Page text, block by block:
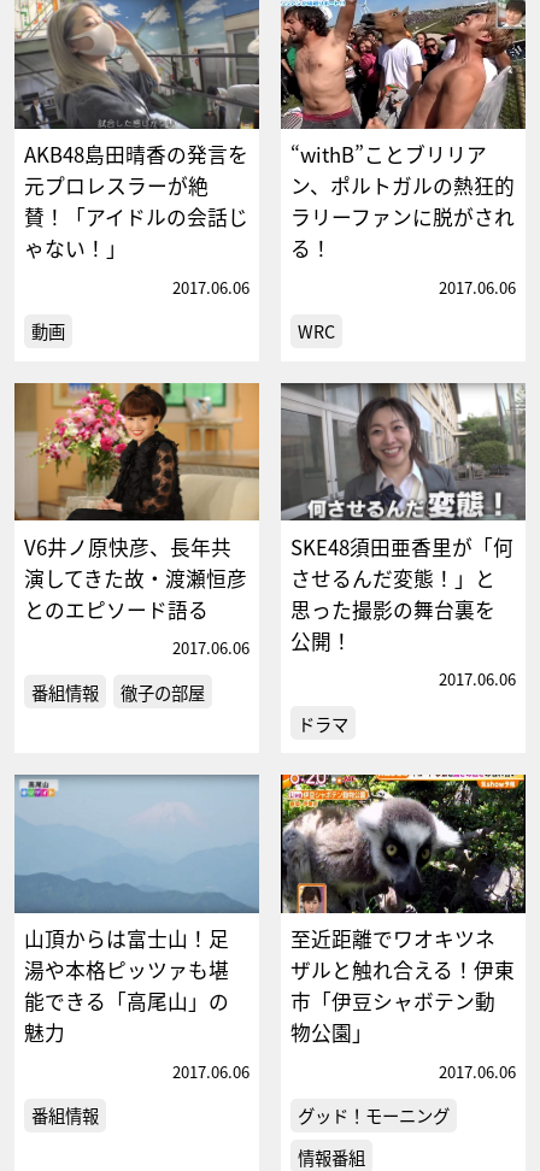
AKB48島田晴香の発言を
元プロレスラーが絶
賛！「アイドルの会話じ
ゃない！」
2017.06.06
動画
“withB”ことブリリア
ン、ポルトガルの熱狂的
ラリーファンに脱がされ
る！
2017.06.06
WRC
V6井ノ原快彦、長年共
演してきた故・渡瀬恒彦
とのエピソード語る
2017.06.06
番組情報 徹子の部屋
SKE48須田亜香里が「何
させるんだ変態！」と
思った撮影の舞台裏を
公開！
2017.06.06
ドラマ
山頂からは富士山！足
湯や本格ピッツァも堪
能できる「高尾山」の
魅力
2017.06.06
番組情報
至近距離でワオキツネ
ザルと触れ合える！伊東
市「伊豆シャボテン動
物公園」
2017.06.06
グッド！モーニング
情報番組